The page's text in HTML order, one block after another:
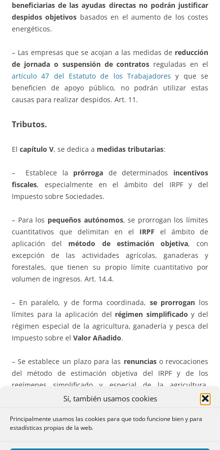
Sí, también usamos cookies
Principalmente usamos las cookies para que todo funcione bien y para
estadísticas propias de la web.
beneficiarias de las ayudas directas no podrán justificar
despidos objetivos basados en el aumento de los costes
energéticos.
– Las empresas que se acojan a las medidas de reducción
de jornada o suspensión de contratos reguladas en el
artículo 47 del Estatuto de los Trabajadores y que se
beneficien de apoyo público, no podrán utilizar estas
causas para realizar despidos. Art. 11.
Tributos.
El capítulo V, se dedica a medidas tributarias:
– Establece la prórroga de determinados incentivos
fiscales, especialmente en el ámbito del IRPF y del
Impuesto sobre Sociedades.
– Para los pequeños autónomos, se prorrogan los límites
cuantitativos que delimitan en el IRPF el ámbito de
aplicación del método de estimación objetiva, con
excepción de las actividades agrícolas, ganaderas y
forestales, que tienen su propio límite cuantitativo por
volumen de ingresos. Art. 14.4.
– En paralelo, y de forma coordinada, se prorrogan los
límites para la aplicación del régimen simplificado y del
régimen especial de la agricultura, ganadería y pesca del
Impuesto sobre el Valor Añadido.
– Se establece un plazo para las renunciaso revocaciones
del método de estimación objetiva del IRPF y de los
regímenes simplificado y especial de la agricultura,
ganadería y pesca del IVA. Art. 15.
–Libertad de amortizaciónen inversiones que utilicen
energía procedente de fuentes renovables, en el Impuesto